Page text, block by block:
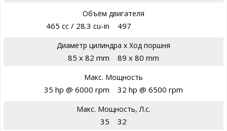
Объём двигателя
465 cc / 28.3 cu-in 497
Диаметр цилиндра х Ход поршня
85 x 82 mm 89 x 80 mm
Макс. Мощность
35 hp @ 6000 rpm 32 hp @ 6500 rpm
Макс. Мощность, Л.с.
35 32